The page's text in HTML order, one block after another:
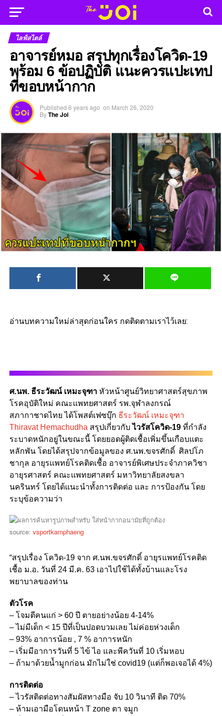
ไลฟ์สไตล์
อาจารย์หมอ สรุปทุกเรื่องโควิด-19
พร้อม 6 ข้อปฏิบัติ แนะควรแปะเทป
ที่ขอบหน้ากาก
Published 6 years ago on March 26, 2020
ByThe Joi
อ่านบทความใหม่ล่าสุดก่อนใคร กดติดตามเราไว้เลย:
ศ.นพ. ธีระวัฒน์ เหมะจุฑา หัวหน้าศูนย์วิทยาศาสตร์สุขภาพ
โรคอุบัติใหม่ คณะแพทยศาสตร์ รพ.จุฬาลงกรณ์
สภากาชาดไทย ได้โพสต์เฟซบุ๊ก ธีระวัฒน์ เหมะจุฑา
Thiravat Hemachudha สรุปเกี่ยวกับไวรัสโควิด-19ที่กำลัง
ระบาดหนักอยู่ในขณะนี้ โดยยอดผู้ติดเชื้อเพิ่มขึ้นเกือบแตะ
หลักพัน โดยได้สรุปจากข้อมูลของ ศ.นพ.ขจรศักดิ์ ศิลปโภ
ชากุล อายุรแพทย์โรคติดเชื้อ อาจารย์พิเศษประจำภาควิชา
อายุรศาสตร์ คณะแพทยศาสตร์ มหาวิทยาลัยสงขลา
นครินทร์ โดยได้แนะนำทั้งการติดต่อ และ การป้องกัน โดย
ระบุข้อความว่า
source: vsportkamphaeng
“สรุปเรื่อง โควิด-19 จาก ศ.นพ.ขจรศักดิ์ อายุรแพทย์โรคติด
เชื้อ ม.อ. วันที่ 24 มี.ค. 63 เอาไปใช้ได้ทั้งบ้านและโรง
พยาบาลของท่าน
ตัวโรค
– โจมตีคนแก่ > 60 ปี ตายอย่างน้อย 4-14%
– ไม่มีเด็ก < 15 ปีที่เป็นปอดบวมเลย ไม่ค่อยห่วงเด็ก
– 93% อาการน้อย , 7 % อาการหนัก
– เริ่มมีอาการวันที่ 5 ไข้ ไอ และพีควันที่ 10 เริ่มหอบ
– ถ้ามาด้วยน้ำมูกก่อน มักไม่ใช่ covid19 (แต่ก็พอเจอได้ 4%)
การติดต่อ
– ไวรัสติดต่อทางสัมผัสทางมือ จับ 10 วินาที ติด 70%
– ห้ามเอามือโดนหน้า T zone ตา จมูก